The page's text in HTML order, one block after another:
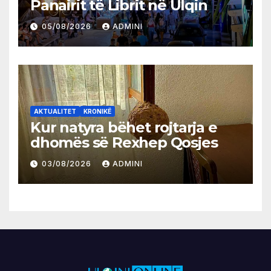
Panairit të Librit në Ulqin
05/08/2026 ADMINI
AKTUALITET KRONIKË
Kur natyra bëhet rojtarja e
dhomës së Rexhep Qosjes
03/08/2026 ADMINI